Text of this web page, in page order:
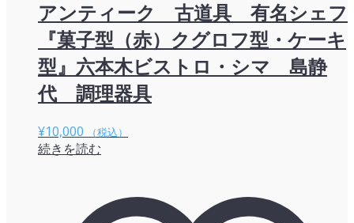
アンティーク 古道具 有名シェフ
『菓子型（赤）クグロフ型・ケーキ
型』六本木ビストロ・シマ 島静
代 調理器具
¥10,000 （税込）
続きを読む